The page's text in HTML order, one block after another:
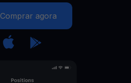
Comprar agora